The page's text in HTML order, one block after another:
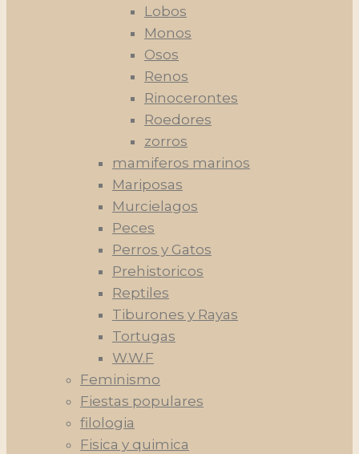
Lobos
Monos
Osos
Renos
Rinocerontes
Roedores
zorros
mamiferos marinos
Mariposas
Murcielagos
Peces
Perros y Gatos
Prehistoricos
Reptiles
Tiburones y Rayas
Tortugas
W.W.F
Feminismo
Fiestas populares
filologia
Fisica y quimica